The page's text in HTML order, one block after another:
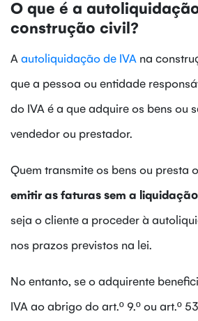
O que é a
construção civil?
A autoliquidação de IVA na
que a pessoa ou entidade
do IVA é a que adquire os bens ou
vendedor ou prestador.
Quem transmite os bens ou presta
emitir as faturas sem a
seja o cliente a proceder à
nos prazos previstos na lei.
No entanto, se o adquirente
IVA ao abrigo do art.º 9.º ou art.º